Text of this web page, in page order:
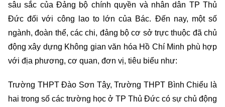
sâu sắc của Đảng bộ chính quyền và nhân dân TP Thủ
Đức đối với công lao to lớn của Bác. Đến nay, một số
ngành, đoàn thể, các chi, đảng bộ cơ sở trực thuộc đã chủ
động xây dựng Không gian văn hóa Hồ Chí Minh phù hợp
với địa phương, cơ quan, đơn vị, tiêu biểu như:
Trường THPT Đào Sơn Tây, Trường THPT Bình Chiểu là
hai trong số các trường học ở TP Thủ Đức có sự chủ động